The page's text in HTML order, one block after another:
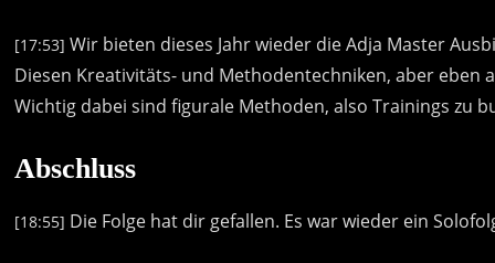
[17:53] Wir bieten dieses Jahr wieder die Adja Master
Diesen Kreativitäts- und Methodentechniken, aber eben
Wichtig dabei sind figurale Methoden, also Trainings zu
Abschluss
[18:55] Die Folge hat dir gefallen. Es war wieder ein